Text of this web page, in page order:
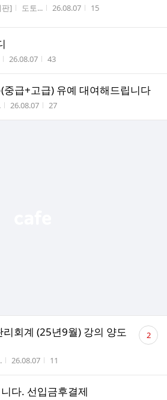
판] 작성자
도토... 작성시간
26.08.07 조회수
15
작성시간
26.08.07 조회수
43
급+고급) 유예 대여해드립니다
작성시간
26.08.07 조회수
27
회계 (25년9월) 강의 양도
작성시간
26.08.07 조회수
11
댓
글 2
다. 선입금후결제